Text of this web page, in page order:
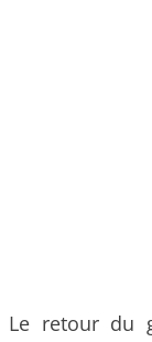
Le retour du